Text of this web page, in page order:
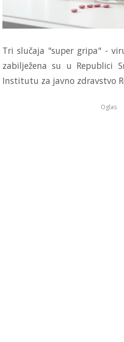
Tri slučaja "super gripa" -
zabilježena su u Republici
Institutu za javno zdravstvo
Oglas